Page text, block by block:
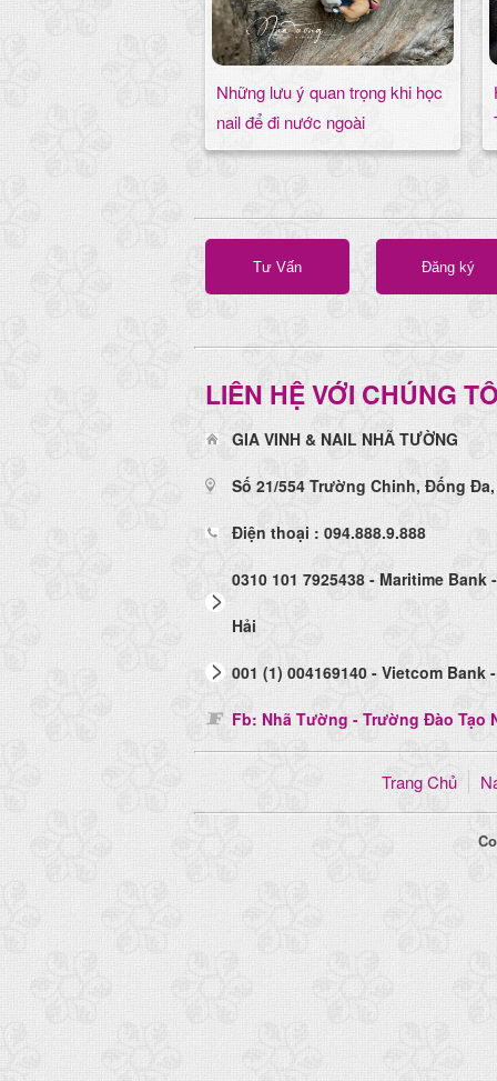
Những lưu ý quan trọng khi học
nail để đi nước ngoài
Tư Vấn Đăng ký
LIÊN HỆ VỚI CHÚNG
GIA VINH & NAIL NHÃ TƯỜNG
Số 21/554 Trường Chinh, Đống
Điện thoại : 094.888.9.888
0310 101 7925438 - Maritime Bank
Hải
001 (1) 004169140 - Vietcom Bank
Fb: Nhã Tường - Trường Đào Tạo
Trang Chủ